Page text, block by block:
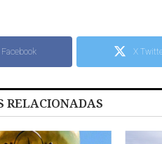
Facebook X
RELACIONADAS